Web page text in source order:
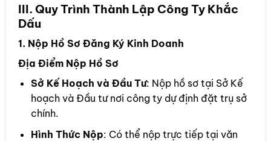
III. Quy Trình Thành Lập Công Ty Khắc
Dấu
1. Nộp Hồ Sơ Đăng Ký Kinh Doanh
Địa Điểm Nộp Hồ Sơ
Sở Kế Hoạch và Đầu Tư: Nộp hồ sơ tại Sở Kế
hoạch và Đầu tư nơi công ty dự định đặt trụ sở
chính.
Hình Thức Nộp: Có thể nộp trực tiếp tại văn